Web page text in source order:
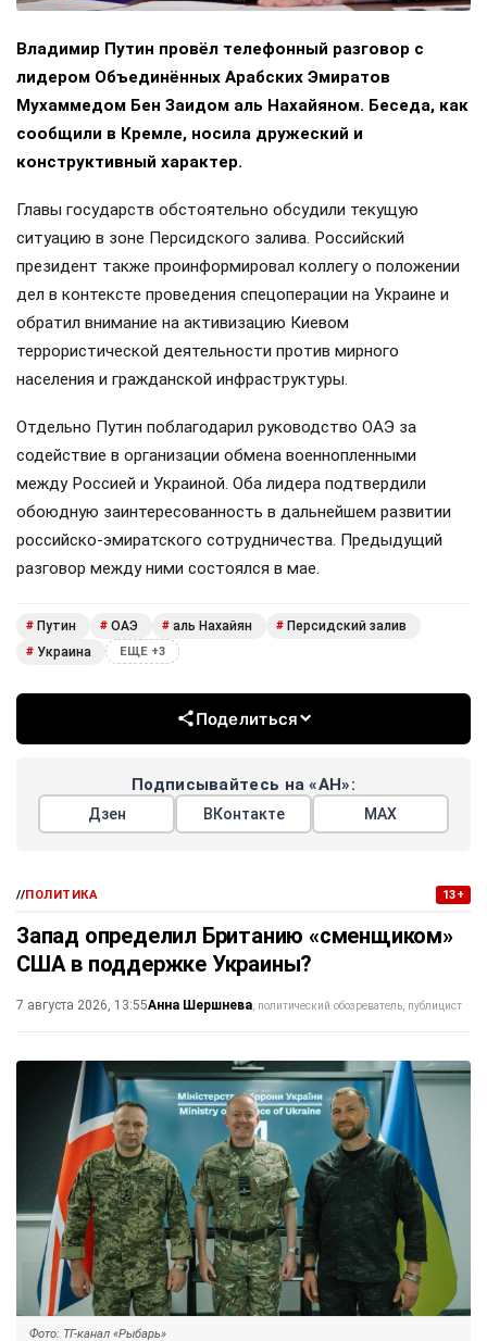
Владимир Путин провёл телефонный разговор с
лидером Объединённых Арабских Эмиратов
Мухаммедом Бен Заидом аль Нахайяном. Беседа, как
сообщили в Кремле, носила дружеский и
конструктивный характер.
Главы государств обстоятельно обсудили текущую
ситуацию в зоне Персидского залива. Российский
президент также проинформировал коллегу о положении
дел в контексте проведения спецоперации на Украине и
обратил внимание на активизацию Киевом
террористической деятельности против мирного
населения и гражданской инфраструктуры.
Отдельно Путин поблагодарил руководство ОАЭ за
содействие в организации обмена военнопленными
между Россией и Украиной. Оба лидера подтвердили
обоюдную заинтересованность в дальнейшем развитии
российско-эмиратского сотрудничества. Предыдущий
разговор между ними состоялся в мае.
# Путин # ОАЭ # аль Нахайян # Персидский залив
# Украина ЕЩЕ +3
Поделиться
Подписывайтесь на «АН»:
Дзен ВКонтакте МАХ
//ПОЛИТИКА 13+
Запад определил Британию «сменщиком»
США в поддержке Украины?
7 августа 2026, 13:55Анна Шершнева политический обозреватель, публицист
Фото: ТГ-канал «Рыбарь»